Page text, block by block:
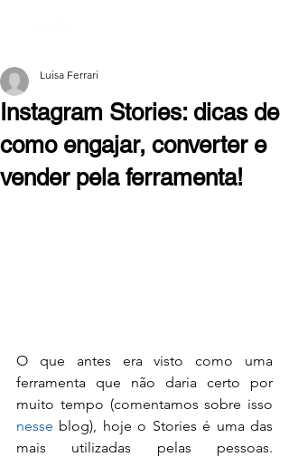
Instagram Stories: dicas de
como engajar, converter e
vender pela ferramenta!
Luisa Ferrari
O que antes era visto como uma
ferramenta que não daria certo por
nesse blog), hoje o Stories é uma das
mais utilizadas pelas pessoas.